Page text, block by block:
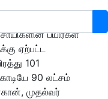
பயிர்கள்
ஏற்பட்ட
101
90 லட்சம்
முதல்வர்